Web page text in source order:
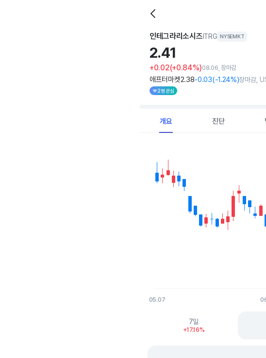
인테그라리소시즈 ITRG NYSEMKT
2.41
+0.02(+0.84%)08.06, 장마감
애프터마켓2.38-0.03(-1.24%)장마감,
2명 관심
개요 진단
View as data table, Chart
The chart has 1 X axis displaying
The chart has 1 Y axis displaying
05.07
7일
+17.16%